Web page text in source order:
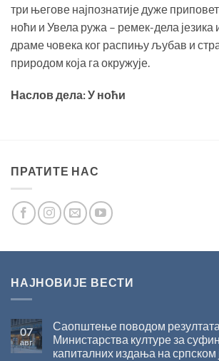
три његове најпознатије дуже
ноћи и Увела ружа – ремек-дела језика
драме човека ког распињу љубав и
природом која га окружује.
Наслов дела: У ноћи
ПРАТИТЕ НАС
НАЈНОВИЈЕ ВЕСТИ
07
авг
Саопштење поводом
Министарства културе за
капиталних издања на српском